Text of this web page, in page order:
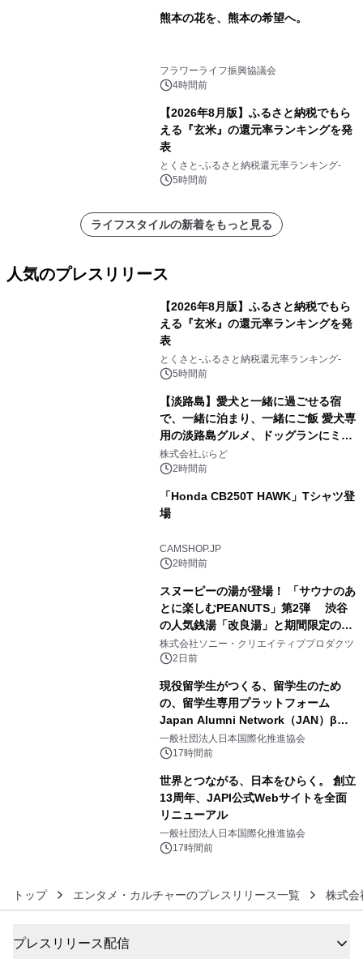
熊本の花を、熊本の希望へ。
フラワーライフ振興協議会
4時間前
【2026年8月版】ふるさと納税でもら
える『玄米』の還元率ランキングを発
表
とくさと-ふるさと納税還元率ランキング-
5時間前
ライフスタイルの新着をもっと見る
人気のプレスリリース
【2026年8月版】ふるさと納税でもら
える『玄米』の還元率ランキングを発
表
とくさと-ふるさと納税還元率ランキング-
5時間前
【淡路島】愛犬と一緒に過ごせる宿
で、一緒に泊まり、一緒にご飯 愛犬専
用の淡路島グルメ、ドッグランにミニ
プール グランピングとトレーラーハウ
スの2施設で
株式会社ぷらど
2時間前
「Honda CB250T HAWK」Tシャツ登
場
CAMSHOP.JP
2時間前
スヌーピーの湯が登場！ 「サウナのあ
とに楽しむPEANUTS」第2弾 渋谷
の人気銭湯「改良湯」と期間限定のコ
ラボレーション サウナイキタイコラ
ボグッズも発売決定！
株式会社ソニー・クリエイティブプロダクツ
2日前
現役留学生がつくる、留学生のため
の、留学生専用プラットフォーム
Japan Alumni Network（JAN）β版
をリリース
一般社団法人日本国際化推進協会
17時間前
世界とつながる、日本をひらく。 創立
13周年、JAPI公式Webサイトを全面
リニューアル
一般社団法人日本国際化推進協会
17時間前
トップ エンタメ・カルチャーのプレスリリース一覧 株式
プレスリリース配信